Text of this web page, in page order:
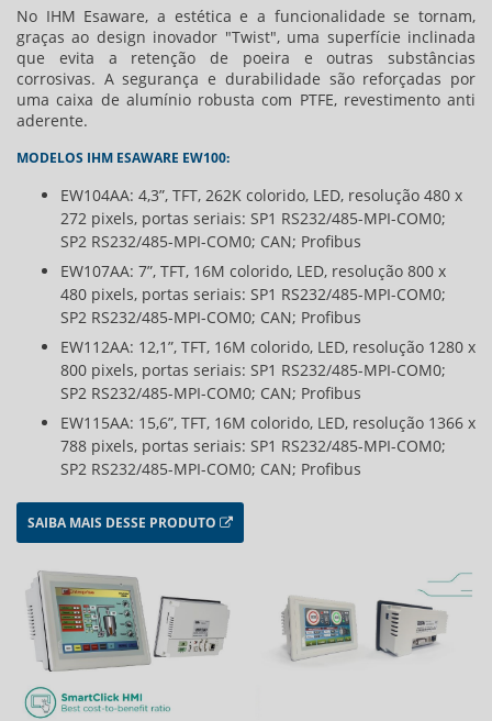
No IHM Esaware, a estética e a funcionalidade se tornam,
graças ao design inovador "Twist", uma superfície inclinada
que evita a retenção de poeira e outras substâncias
corrosivas. A segurança e durabilidade são reforçadas por
uma caixa de alumínio robusta com PTFE, revestimento anti
aderente.
MODELOS IHM ESAWARE EW100:
EW104AA: 4,3”, TFT, 262K colorido, LED, resolução 480 x
272 pixels, portas seriais: SP1 RS232/485-MPI-COM0;
SP2 RS232/485-MPI-COM0; CAN; Profibus
EW107AA: 7”, TFT, 16M colorido, LED, resolução 800 x
480 pixels, portas seriais: SP1 RS232/485-MPI-COM0;
SP2 RS232/485-MPI-COM0; CAN; Profibus
EW112AA: 12,1”, TFT, 16M colorido, LED, resolução 1280 x
800 pixels, portas seriais: SP1 RS232/485-MPI-COM0;
SP2 RS232/485-MPI-COM0; CAN; Profibus
EW115AA: 15,6”, TFT, 16M colorido, LED, resolução 1366 x
788 pixels, portas seriais: SP1 RS232/485-MPI-COM0;
SP2 RS232/485-MPI-COM0; CAN; Profibus
SAIBA MAIS DESSE PRODUTO